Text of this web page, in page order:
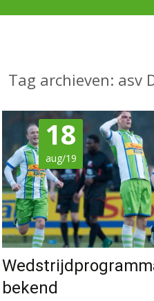
Tag archieven: asv
18
aug/19
bekend